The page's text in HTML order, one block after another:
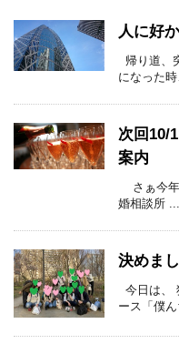
人に好
帰り道、
になった
次回10/
案内
さぁ今年
婚相談所 ...
決めまし
今日は、
ース「僕